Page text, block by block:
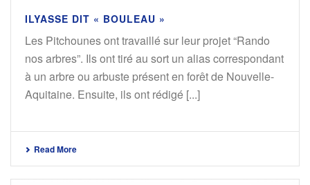
ILYASSE DIT « BOULEAU »
Les Pitchounes ont travaillé sur leur projet “Rando
nos arbres”. Ils ont tiré au sort un alias correspondant
à un arbre ou arbuste présent en forêt de Nouvelle-
Aquitaine. Ensuite, ils ont rédigé [...]
Read More